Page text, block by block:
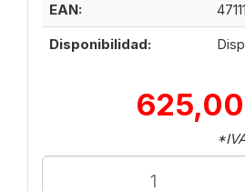
EAN:
Disponibilidad: